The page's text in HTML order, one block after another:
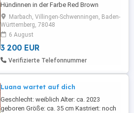
Hündinnen in der Farbe Red Brown
verfügbar. Die Kleinen sind aktuell fast 2
Monate alt, sehr verspielt, neugierig,
menschenbezogen und verschmust. Sie
haben einen kompakten Körperbau und
ein besonders süßes Puppengesicht. Die
Mutter hat eine Schulterhöhe von 24 cm
Marbach, Villingen-Schwenningen, Baden-
Württemberg, 78048
6 August
3 200 EUR
Verifizierte Telefonnummer
Luana wartet auf dich
Geschlecht: weiblich Alter: ca. 2023
geboren Größe: ca. 35 cm Kastriert: noch